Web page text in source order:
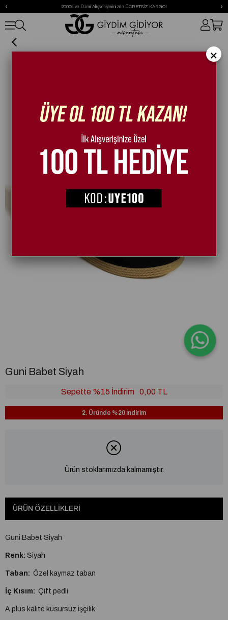
2000₺ ve Üzeri Alışverişlerinizde ÜCRETSİZ KARGO!
‹ ›
Guni Babet Siyah
Guni Babet Siyah
Sepette %15 İndirim 0,00 TL
2. Üründe %20 İndirim
Ürün stoklarımızda kalmamıştır.
ÜRÜN ÖZELLIKLERI
Guni Babet Siyah
Renk: Siyah
Taban: Özel kaymaz taban
İç Kısım: Çift pedli
A plus kalite kusursuz işçilik
×